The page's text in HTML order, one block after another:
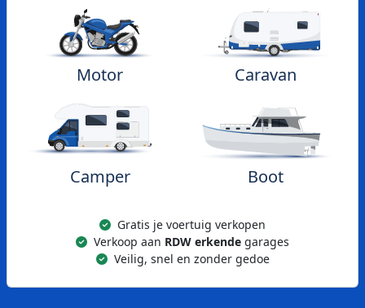
Motor Caravan
Camper Boot
Gratis je voertuig verkopen
Verkoop aan RDW erkende garages
Veilig, snel en zonder gedoe